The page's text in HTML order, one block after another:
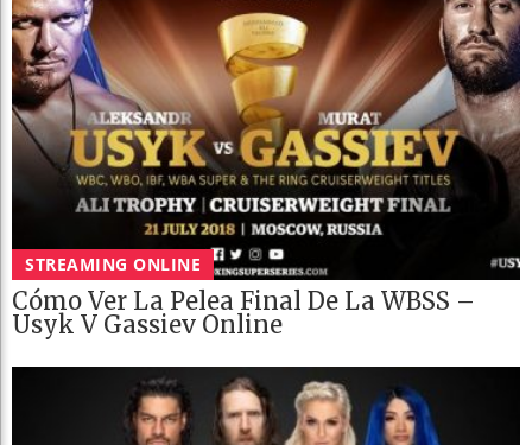
STREAMING ONLINE
Cómo Ver La Pelea Final De La WBSS –
Usyk V Gassiev Online